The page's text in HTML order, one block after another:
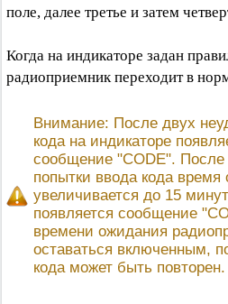
поле, далее третье и затем
Когда на индикаторе задан
радиоприемник переходит в
Внимание: После двух
кода на индикаторе
сообщение "CODE". После
попытки ввода кода время
увеличивается до 15
появляется сообщение
времени ожидания
оставаться включенным,
кода может быть повторен.